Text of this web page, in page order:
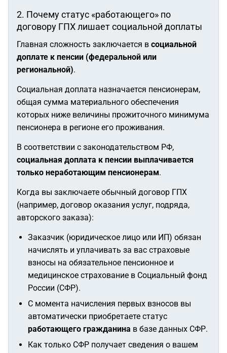
2. Почему статус «работающего» по
договору ГПХ лишает социальной доплаты
Главная сложность заключается в социальной
доплате к пенсии (федеральной или
региональной).
Социальная доплата назначается пенсионерам,
общая сумма материального обеспечения
которых ниже величины прожиточного минимума
пенсионера в регионе его проживания.
В соответствии с законодательством РФ,
социальная доплата к пенсии выплачивается
только неработающим пенсионерам.
Когда вы заключаете обычный договор ГПХ
(например, договор оказания услуг, подряда,
авторского заказа):
Заказчик (юридическое лицо или ИП) обязан
начислять и уплачивать за вас страховые
взносы на обязательное пенсионное и
медицинское страхование в Социальный фонд
России (СФР).
С момента начисления первых взносов вы
автоматически приобретаете статус
работающего гражданина в базе данных СФР.
Как только СФР получает сведения о вашем